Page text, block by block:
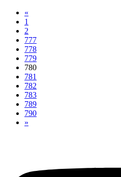
«
1
2
777
778
779
780
781
782
783
789
790
»